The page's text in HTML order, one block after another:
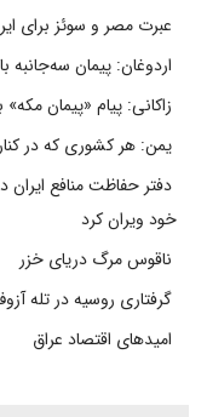
عبرت مصر و سوئز برای
اردوغان: پیمان
زاکانی: پیام «پیمان
یمن: هر کشوری که در
دفتر حفاظت منافع ایران
خود ویران کرد
ناقوس مرگ دریای خزر
گرفتاری روسیه در تله
امیدهای اقتصاد عراق